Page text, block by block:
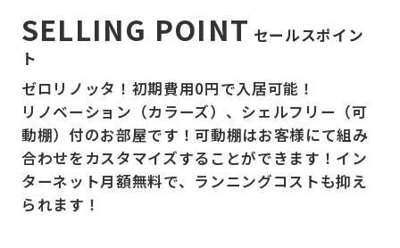
SELLING POINT セールスポイン
ト
ゼロリノッタ！初期費用0円で入居可能！
リノベーション（カラーズ）、シェルフリー（可
動棚）付のお部屋です！可動棚はお客様にて組み
合わせをカスタマイズすることができます！イン
ターネット月額無料で、ランニングコストも抑え
られます！